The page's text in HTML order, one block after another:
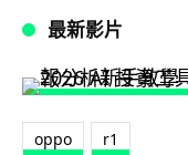
最新影片
oppo r1